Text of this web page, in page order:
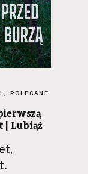
POLECANE
| Lubiąż